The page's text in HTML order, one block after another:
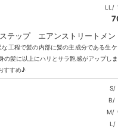
LL/
テップ エアンストリートメン
工程で髪の内部に髪の主成分である生ケ
の髪に以上にハリとサラ艶感がアップし
すすめ♪
S/
B/
M/
L/